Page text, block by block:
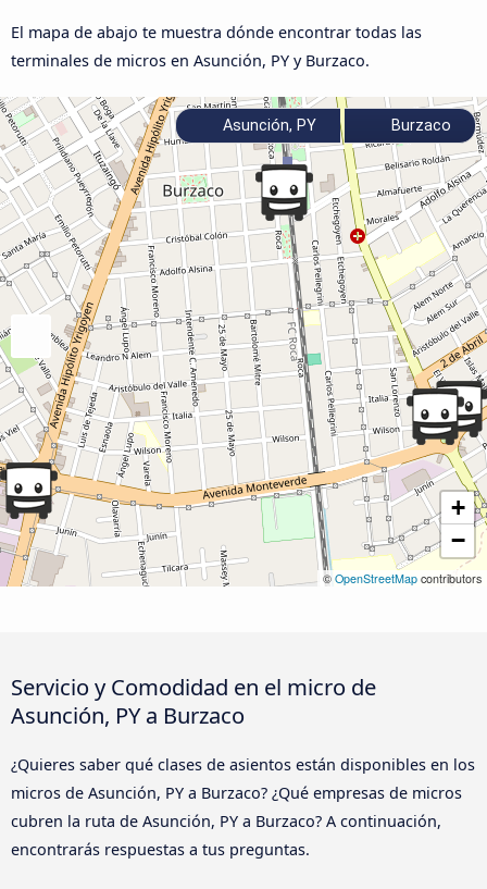
El mapa de abajo te muestra dónde encontrar todas las
terminales de micros en Asunción, PY y Burzaco.
+
−
© OpenStreetMap contributors
Asunción, PY Burzaco
Servicio y Comodidad en el micro de
Asunción, PY a Burzaco
¿Quieres saber qué clases de asientos están disponibles en los
micros de Asunción, PY a Burzaco? ¿Qué empresas de micros
cubren la ruta de Asunción, PY a Burzaco? A continuación,
encontrarás respuestas a tus preguntas.